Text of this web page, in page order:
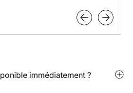
immédiatement ?